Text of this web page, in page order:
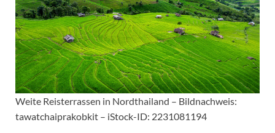
Weite Reisterrassen in Nordthailand – Bildnachweis:
tawatchaiprakobkit – iStock-ID: 2231081194